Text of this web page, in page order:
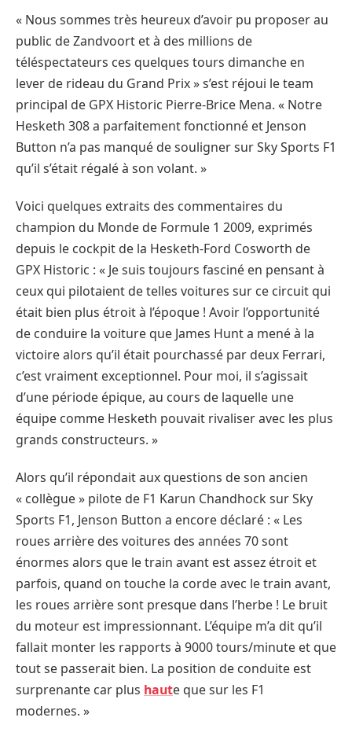
« Nous sommes très heureux d’avoir pu proposer au
public de Zandvoort et à des millions de
téléspectateurs ces quelques tours dimanche en
lever de rideau du Grand Prix » s’est réjoui le team
principal de GPX Historic Pierre-Brice Mena. « Notre
Hesketh 308 a parfaitement fonctionné et Jenson
Button n’a pas manqué de souligner sur Sky Sports F1
qu’il s’était régalé à son volant. »
Voici quelques extraits des commentaires du
champion du Monde de Formule 1 2009, exprimés
depuis le cockpit de la Hesketh-Ford Cosworth de
GPX Historic : « Je suis toujours fasciné en pensant à
ceux qui pilotaient de telles voitures sur ce circuit qui
était bien plus étroit à l’époque ! Avoir l’opportunité
de conduire la voiture que James Hunt a mené à la
victoire alors qu’il était pourchassé par deux Ferrari,
c’est vraiment exceptionnel. Pour moi, il s’agissait
d’une période épique, au cours de laquelle une
équipe comme Hesketh pouvait rivaliser avec les plus
grands constructeurs. »
Alors qu’il répondait aux questions de son ancien
« collègue » pilote de F1 Karun Chandhock sur Sky
Sports F1, Jenson Button a encore déclaré : « Les
roues arrière des voitures des années 70 sont
énormes alors que le train avant est assez étroit et
parfois, quand on touche la corde avec le train avant,
les roues arrière sont presque dans l’herbe ! Le bruit
du moteur est impressionnant. L’équipe m’a dit qu’il
fallait monter les rapports à 9000 tours/minute et que
tout se passerait bien. La position de conduite est
surprenante car plus haute que sur les F1
modernes. »